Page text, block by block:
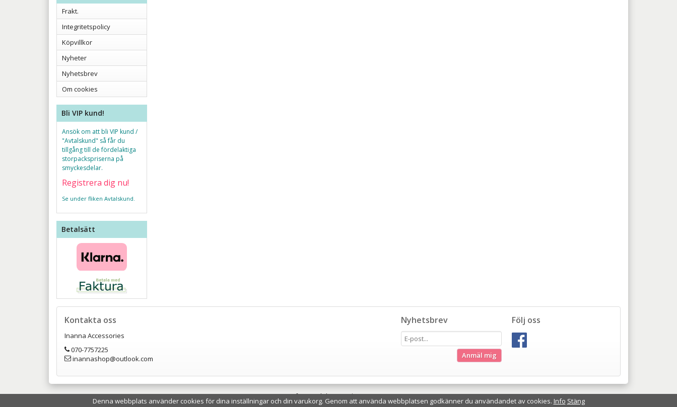
Frakt.
Integritetspolicy
Köpvillkor
Nyheter
Nyhetsbrev
Om cookies
Bli VIP kund!
Ansök om att bli VIP kund /
"Avtalskund" så får du
tillgång till de fördelaktiga
storpackspriserna på
smyckesdelar.
Registrera dig nu!
Se under fliken Avtalskund.
Betalsätt
Kontakta oss
Inanna Accessories
070-7757225
inannashop@outlook.com
Följ oss
Nyhetsbrev
Anmäl mig
Drift & produktion:Wikinggruppen
Denna webbplats använder cookies för dina inställningar och din varukorg. Genom att använda webbplatsen godkänner du användandet av cookies. Info Stäng